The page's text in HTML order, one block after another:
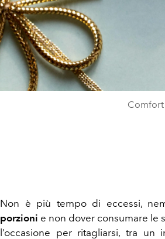
Non è più tempo di eccessi,
porzioni e non dover consumare le
l’occasione per ritagliarsi, tra un